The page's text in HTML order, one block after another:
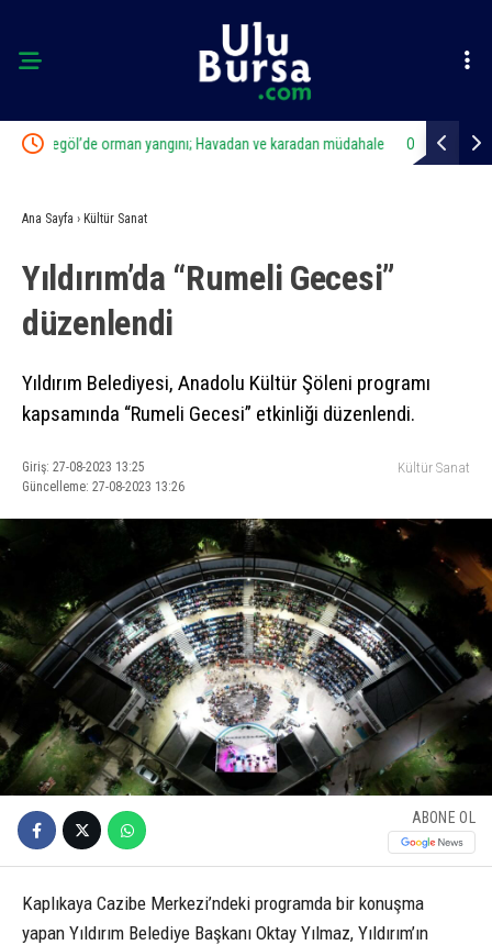
müdahale Osmangazi’de geleceğin yüzücüleri sertifikalarını aldı
Ana Sayfa › Kültür Sanat
Yıldırım’da “Rumeli Gecesi”
düzenlendi
Yıldırım Belediyesi, Anadolu Kültür Şöleni programı
kapsamında “Rumeli Gecesi” etkinliği düzenlendi.
Giriş: 27-08-2023 13:25
Güncelleme: 27-08-2023 13:26
Kültür Sanat
ABONE OL
Kaplıkaya Cazibe Merkezi’ndeki programda bir konuşma
yapan Yıldırım Belediye Başkanı Oktay Yılmaz, Yıldırım’ın